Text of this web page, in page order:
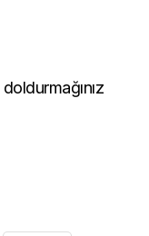
doldurmağınız